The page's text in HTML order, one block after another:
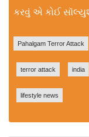
કરવું એ કોઈ
Pahalgam Terror Attack
terror attack india
lifestyle news